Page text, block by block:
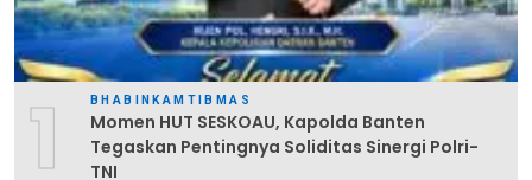
1 BHABINKAMTIBMAS
Momen HUT SESKOAU, Kapolda Banten
Tegaskan Pentingnya Soliditas Sinergi Polri-
TNI